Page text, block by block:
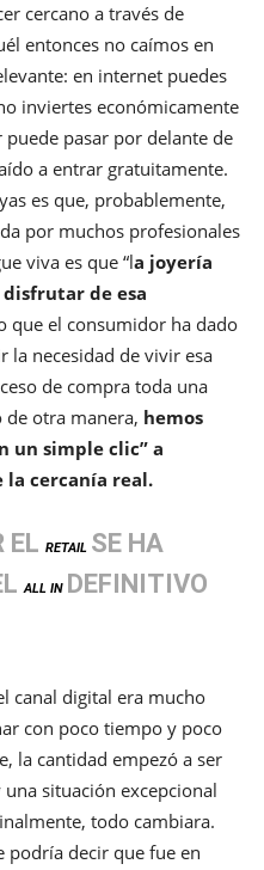
cercano a través de
entonces no caímos en
en internet puedes
inviertes económicamente
pasar por delante de
a entrar gratuitamente.
es que, probablemente,
por muchos profesionales
viva es que “la joyería
de esa
que el consumidor ha dado
la necesidad de vivir esa
de compra toda una
de otra manera, hemos
un simple clic” a
cercanía real.
EL RETAIL SE HA
ALL IN DEFINITIVO
canal digital era mucho
con poco tiempo y poco
la cantidad empezó a ser
situación excepcional
todo cambiara.
podría decir que fue en